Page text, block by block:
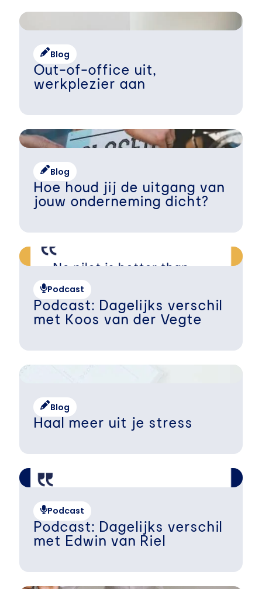
Blog
Out-of-office uit,
werkplezier aan
Blog
Hoe houd jij de uitgang van
jouw onderneming dicht?
Podcast
Podcast: Dagelijks verschil
met Koos van der Vegte
Blog
Haal meer uit je stress
Podcast
Podcast: Dagelijks verschil
met Edwin van Riel